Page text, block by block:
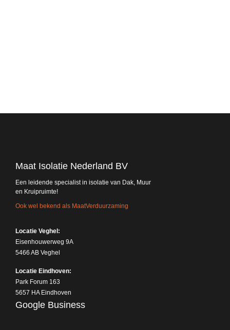
Maat Isolatie Nederland BV
Een leidende specialist in isolatie van Dak, Muur
en Kruipruimte!
Ook wel bekend als MaatVerduurzaming
Locatie Veghel:
Eisenhouwerweg 9A
5466 AB Veghel
Locatie Eindhoven:
Park Forum 163
5657 HA Eindhoven
Google Business